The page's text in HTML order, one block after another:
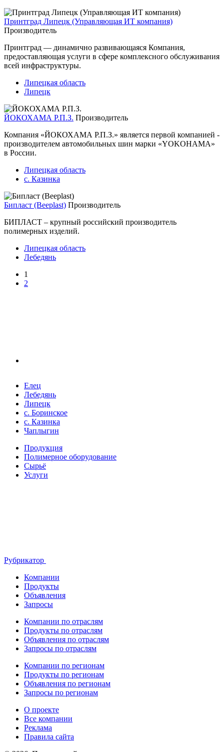
Принтград Липецк (Управляющая ИТ компания)
Производитель
Принтград — динамично развивающаяся Компания,
предоставляющая услуги в сфере комплексного обслуживания
всей инфраструктуры.
Липецкая область
Липецк
ЙОКОХАМА Р.П.З. Производитель
Компания «ЙОКОХАМА Р.П.З.» является первой компанией -
производителем автомобильных шин марки «YOKOHAMA»
в России.
Липецкая область
с. Казинка
Бипласт (Beeplast) Производитель
БИПЛАСТ – крупный российский производитель
полимерных изделий.
Липецкая область
Лебедянь
1
2
Елец
Лебедянь
Липецк
с. Боринское
с. Казинка
Чаплыгин
Продукция
Полимерное оборудование
Сырьё
Услуги
Рубрикатор
Компании
Продукты
Объявления
Запросы
Компании по отраслям
Продукты по отраслям
Объявления по отраслям
Запросы по отраслям
Компании по регионам
Продукты по регионам
Объявления по регионам
Запросы по регионам
О проекте
Все компании
Реклама
Правила сайта